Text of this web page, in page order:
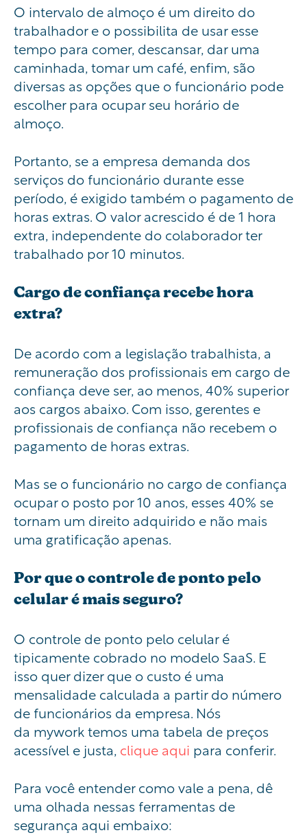
O intervalo de almoço é um direito do
trabalhador e o possibilita de usar esse
tempo para comer, descansar, dar uma
caminhada, tomar um café, enfim, são
diversas as opções que o funcionário pode
escolher para ocupar seu horário de
almoço.
Portanto, se a empresa demanda dos
serviços do funcionário durante esse
período, é exigido também o pagamento de
horas extras. O valor acrescido é de 1 hora
extra, independente do colaborador ter
trabalhado por 10 minutos.
Cargo de confiança recebe hora
extra?
De acordo com a legislação trabalhista, a
remuneração dos profissionais em cargo de
confiança deve ser, ao menos, 40% superior
aos cargos abaixo. Com isso, gerentes e
profissionais de confiança não recebem o
pagamento de horas extras.
Mas se o funcionário no cargo de confiança
ocupar o posto por 10 anos, esses 40% se
tornam um direito adquirido e não mais
uma gratificação apenas.
Por que o controle de ponto pelo
celular é mais seguro?
O controle de ponto pelo celular é
tipicamente cobrado no modelo SaaS. E
isso quer dizer que o custo é uma
mensalidade calculada a partir do número
de funcionários da empresa. Nós
da myworktemos uma tabela de preços
acessível e justa, clique aqui para conferir.
Para você entender como vale a pena, dê
uma olhada nessas ferramentas de
segurança aqui embaixo: